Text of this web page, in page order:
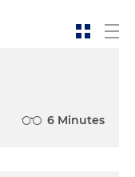
6 Minutes